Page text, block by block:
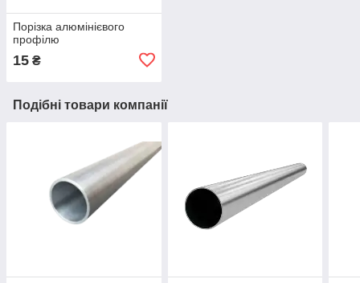
Порізка алюмінієвого
профілю
15 ₴
Подібні товари компанії